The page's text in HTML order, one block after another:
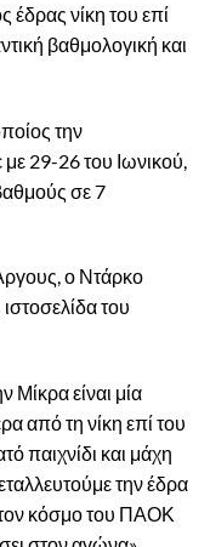
έδρας νίκη του επί
βαθμολογική και
την
29-26 του Ιωνικού,
σε 7
ο Ντάρκο
του
Μίκρα είναι μία
από τη νίκη επί του
παιχνίδι και μάχη
την έδρα
τον κόσμο του ΠΑΟΚ